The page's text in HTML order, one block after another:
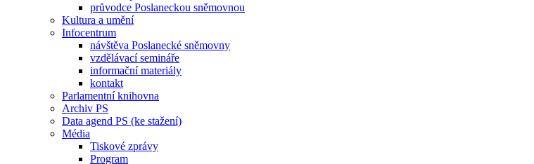
průvodce Poslaneckou sněmovnou
Kultura a umění
Infocentrum
návštěva Poslanecké sněmovny
vzdělávací semináře
informační materiály
kontakt
Parlamentní knihovna
Archiv PS
Data agend PS (ke stažení)
Média
Tiskové zprávy
Program